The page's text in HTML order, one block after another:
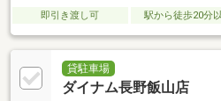
即引き渡し可 駅から徒歩20分
貸駐車場
ダイナム長野飯山店